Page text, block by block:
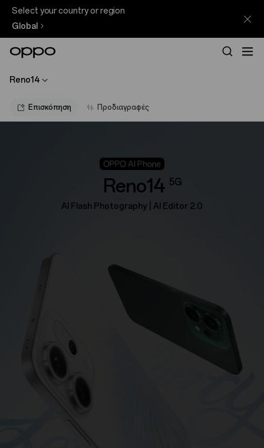
Select your country or region
Global
Reno14
Επισκόπηση Προδιαγραφές
Reno14 5G
AI Flash Photography | Al Editor 2.0